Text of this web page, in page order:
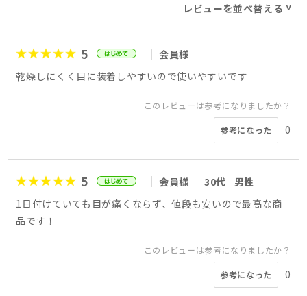
レビューを並べ替える>
5
会員様
乾燥しにくく目に装着しやすいので使いやすいです
このレビューは参考になりましたか？
参考になった 0
5 会員様 30代
男性
1日付けていても目が痛くならず、値段も安いので最高な商
品です！
このレビューは参考になりましたか？
参考になった 0